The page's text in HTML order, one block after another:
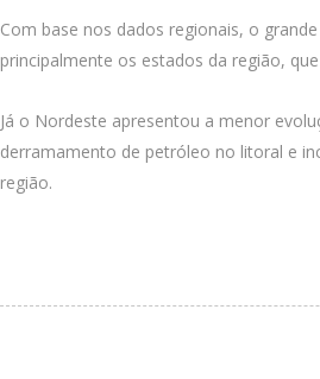
Com base nos dados regionais, o
principalmente os estados da região,
Já o Nordeste apresentou a menor
derramamento de petróleo no litoral e
região.